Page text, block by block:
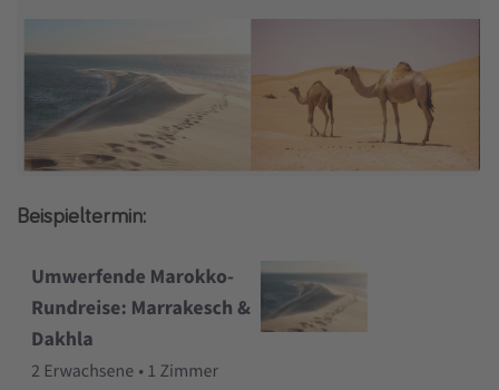
Beispieltermin: